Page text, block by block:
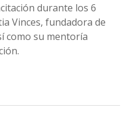
durante los 6
Vinces, fundadora de
como su mentoría
.